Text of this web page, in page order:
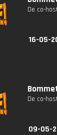
De co-
16-05-
De co-
09-05-